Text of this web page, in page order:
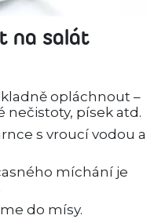
na salát
opláchnout –
nečistoty, písek atd.
s vroucí vodou a
míchání je
do mísy.